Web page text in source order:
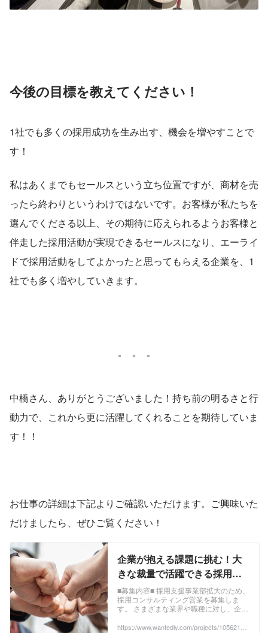
今後の目標を教えてください！
1社でも多くの採用成功を生み出す、機会を増やすことで
す！
私はあくまでもセールスという立ち位置ですが、商材を売
ったら終わりというわけではないです。お客様が私たちを
選んでくださる以上、その期待に応えられるようお客様と
伴走した採用活動が実現できるセールスになり、エーライ
ドで採用活動をしてよかったと思ってもらえる企業を、1
社でも多く増やしていきます。
中橋さん、ありがとうございました！持ち前の明るさと行
動力で、これから更に活躍してくれることを期待していま
す！！
お仕事の詳細は下記よりご確認いただけます。ご興味いた
だけましたら、ぜひご覧ください！
企業が抱える課題に挑む！大
きな裁量で活躍できる採用コ
ンサルティング営業募集 - 株式
会社エーライドの法人営業の
採用 - Wantedly
■募集内容■ 採用支援事業部拡大のため、
採用コンサルティング営業を募集しま
す。 さまざまな業界や職種に対し、企業
https://www.wantedly.com/projects/1056218?